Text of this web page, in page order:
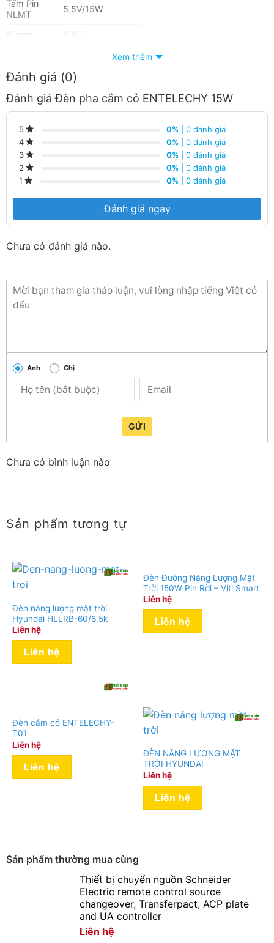
Tấm Pin
NLMT
5.5V/15W
IP rate
IP65
Tại sao nên chọnThiết Bị Điện Hoàng Chiến Bình
Dươngđể gửi gắm niềm tin ?
Cung cấp sản phẩm uy tin- chính hãng – chất lượng
Cung cấp vật tư- thiết bị cho dân dụng và công
nghiệp
Xem thêm
Đánh giá (0)
Đánh giá Đèn pha cắm cỏ ENTELECHY 15W
5 0% | 0 đánh giá
4
0% | 0 đánh giá
3
0% | 0 đánh giá
2
0% | 0 đánh giá
1
0% | 0 đánh giá
Đánh giá ngay
Chưa có đánh giá nào.
Anh Chị
GỬI
Chưa có bình luận nào
Sản phẩm tương tự
Đèn năng lượng mặt trời
Hyundai HLLRB-60/6.5k
Liên hệ
Liên hệ
Đèn Đường Năng Lượng Mặt
Trời 150W Pin Rời – Viti Smart
Liên hệ
Liên hệ
Đèn cắm cỏ ENTELECHY-
T01
Liên hệ
Liên hệ
ĐÈN NĂNG LƯƠNG MẶT
TRỜI HYUNDAI
Liên hệ
Liên hệ
Sản phẩm thường mua cùng
Thiết bị chuyển nguồn Schneider
Electric remote control source
changeover, Transferpact, ACP plate
and UA controller
Liên hệ